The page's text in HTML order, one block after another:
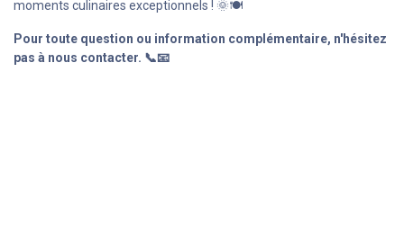
moments culinaires exceptionnels ! 🌞🍽️
Pour toute question ou information complémentaire, n'hésitez
pas à nous contacter. 📞📧